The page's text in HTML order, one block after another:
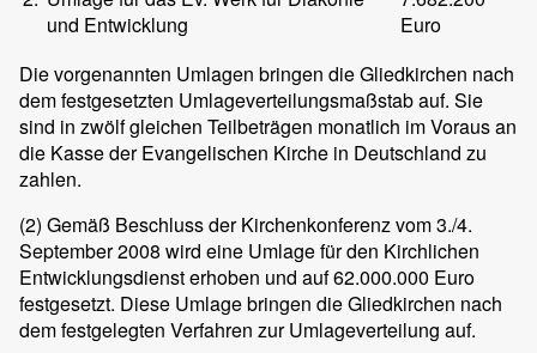
und Entwicklung
Euro
Die vorgenannten Umlagen bringen die Gliedkirchen nach
dem festgesetzten Umlageverteilungsmaßstab auf. Sie
sind in zwölf gleichen Teilbeträgen monatlich im Voraus an
die Kasse der Evangelischen Kirche in Deutschland zu
zahlen.
(2) Gemäß Beschluss der Kirchenkonferenz vom 3./4.
September 2008 wird eine Umlage für den Kirchlichen
Entwicklungsdienst erhoben und auf 62.000.000 Euro
festgesetzt. Diese Umlage bringen die Gliedkirchen nach
dem festgelegten Verfahren zur Umlageverteilung auf.